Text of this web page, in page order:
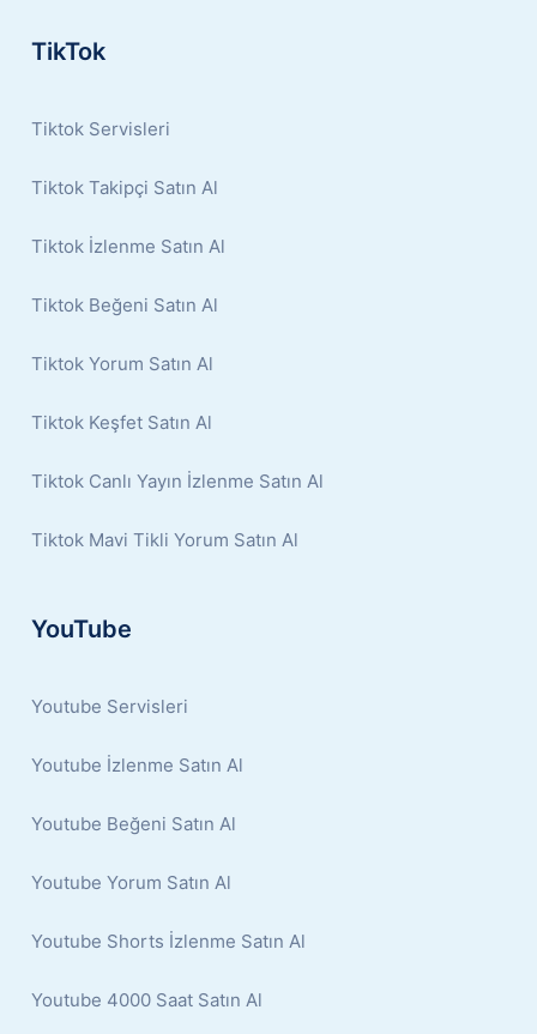
TikTok
Tiktok Servisleri
Tiktok Takipçi Satın Al
Tiktok İzlenme Satın Al
Tiktok Beğeni Satın Al
Tiktok Yorum Satın Al
Tiktok Keşfet Satın Al
Tiktok Canlı Yayın İzlenme Satın Al
Tiktok Mavi Tikli Yorum Satın Al
YouTube
Youtube Servisleri
Youtube İzlenme Satın Al
Youtube Beğeni Satın Al
Youtube Yorum Satın Al
Youtube Shorts İzlenme Satın Al
Youtube 4000 Saat Satın Al